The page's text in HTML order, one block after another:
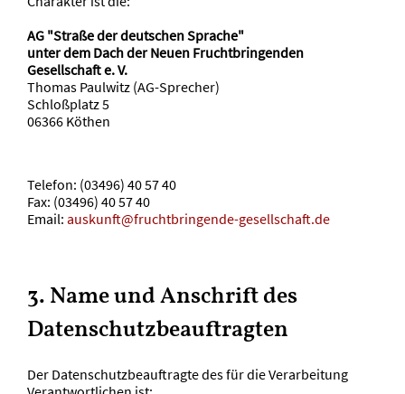
AG "Straße der deutschen Sprache"
unter dem Dach der Neuen Fruchtbringenden
Gesellschaft e. V.
Thomas Paulwitz (AG-Sprecher)
Schloßplatz 5
06366 Köthen
Telefon: (03496) 40 57 40
Fax: (03496) 40 57 40
Email: auskunft@fruchtbringende-gesellschaft.de
3. Name und Anschrift des
Datenschutzbeauftragten
Der Datenschutzbeauftragte des für die Verarbeitung